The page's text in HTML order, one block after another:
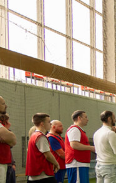
развития»